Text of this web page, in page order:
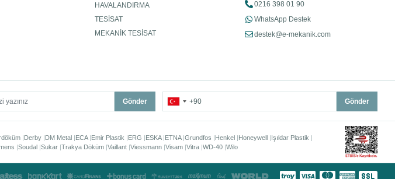
HAVALANDIRMA
TESİSAT
MEKANİK TESİSAT
0216 398 01 90
WhatsApp Destek
destek@e-mekanik.com
Gönder Gönder
Derby DM Metal ECA Emir Plastik ERG ESKA ETNA Grundfos Henkel Honeywell Işıldar Plastik
Soudal Sukar Trakya Döküm Vaillant Viessmann Visam Vitra WD-40 Wilo